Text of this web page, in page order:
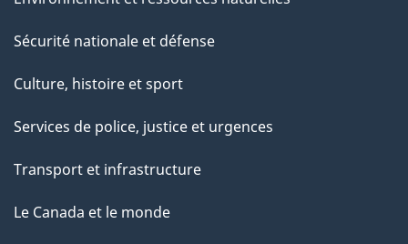
Sécurité nationale et défense
Culture, histoire et sport
Services de police, justice et urgences
Transport et infrastructure
Le Canada et le monde